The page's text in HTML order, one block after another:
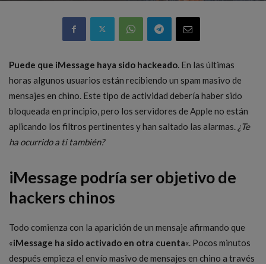
Puede que iMessage haya sido hackeado. En las últimas
horas algunos usuarios están recibiendo un spam masivo de
mensajes en chino. Este tipo de actividad debería haber sido
bloqueada en principio, pero los servidores de Apple no están
aplicando los filtros pertinentes y han saltado las alarmas. ¿Te
ha ocurrido a ti también?
iMessage podría ser objetivo de
hackers chinos
Todo comienza con la aparición de un mensaje afirmando que
«iMessage ha sido activado en otra cuenta«. Pocos minutos
después empieza el envío masivo de mensajes en chino a través